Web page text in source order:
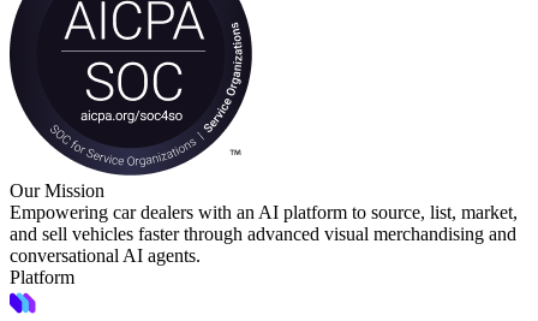
Our Mission
Empowering car dealers with an AI platform to source, list, market,
and sell vehicles faster through advanced visual merchandising and
conversational AI agents.
Platform